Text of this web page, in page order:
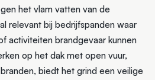
het vlam vatten van de
relevant bij bedrijfspanden waar
activiteiten brandgevaar kunnen
op het dak met open vuur,
biedt het grind een veilige